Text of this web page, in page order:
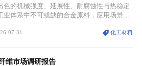
的发展活力。
色的机械强度、延展性、耐腐蚀性与热稳定
业体系中不可或缺的合金原料，应用场景横
以被替代。依托理化优势，镍被全球主要经
源核心战略矿产，全球产业形成“印尼掌控
07-31 化工材料
维市场调研报告